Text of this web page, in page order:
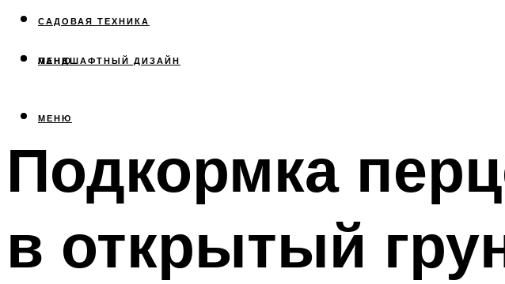
САДОВАЯ ТЕХНИКА
ЛАНДШАФТНЫЙ ДИЗАЙН
МЕНЮ
МЕНЮ
Подкормка
в открытый